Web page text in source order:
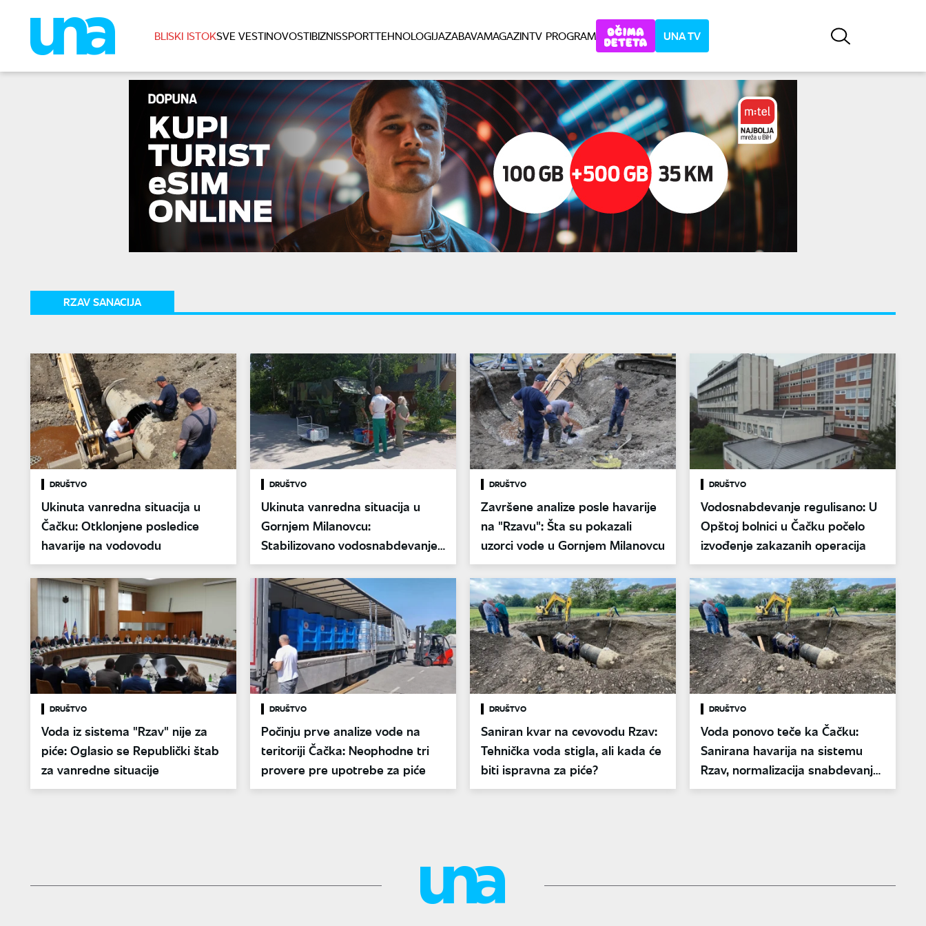
BLISKI ISTOKSVE VESTINOVOSTIBIZNISSPORTTEHNOLOGIJAZABAVAMAGAZINTV PROGRAM UNA TV
RZAV SANACIJA
DRUŠTVO
Ukinuta vanredna situacija u
Čačku: Otklonjene posledice
havarije na vodovodu
DRUŠTVO
Ukinuta vanredna situacija u
Gornjem Milanovcu:
Stabilizovano vodosnabdevanje
iz Rzava
DRUŠTVO
Završene analize posle havarije
na "Rzavu": Šta su pokazali
uzorci vode u Gornjem Milanovcu
DRUŠTVO
Vodosnabdevanje regulisano: U
Opštoj bolnici u Čačku počelo
izvođenje zakazanih operacija
DRUŠTVO
Voda iz sistema "Rzav" nije za
piće: Oglasio se Republički štab
za vanredne situacije
DRUŠTVO
Počinju prve analize vode na
teritoriji Čačka: Neophodne tri
provere pre upotrebe za piće
DRUŠTVO
Saniran kvar na cevovodu Rzav:
Tehnička voda stigla, ali kada će
biti ispravna za piće?
DRUŠTVO
Voda ponovo teče ka Čačku:
Sanirana havarija na sistemu
Rzav, normalizacija snabdevanja
u toku